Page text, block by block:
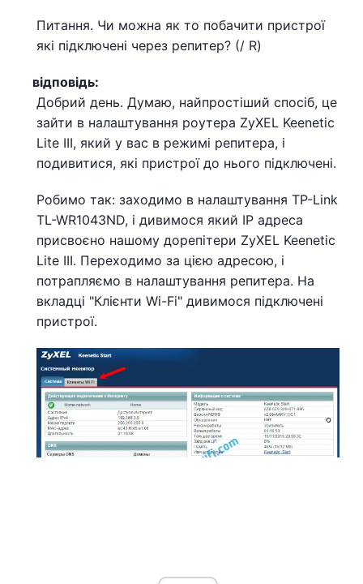
Питання. Чи можна як то побачити пристрої
які підключені через репитер? (/ R)
відповідь:
Добрий день. Думаю, найпростіший спосіб, це
зайти в налаштування роутера ZyXEL Keenetic
Lite III, який у вас в режимі репитера, і
подивитися, які пристрої до нього підключені.
Робимо так: заходимо в налаштування TP-Link
TL-WR1043ND, і дивимося який IP адреса
присвоєно нашому дорепітери ZyXEL Keenetic
Lite III. Переходимо за цією адресою, і
потрапляємо в налаштування репитера. На
вкладці "Клієнти Wi-Fi" дивимося підключені
пристрої.